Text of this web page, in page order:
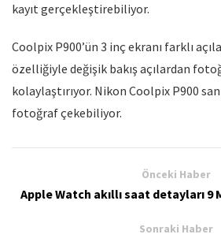
kayıt gerçekleştirebiliyor.
Coolpix P900’ün 3 inç ekranı farklı
özelliğiyle değişik bakış açılardan
kolaylaştırıyor. Nikon Coolpix P900
fotoğraf çekebiliyor.
Önceki Haber
Apple Watch akıllı saat detayları 9
Sonraki Haber